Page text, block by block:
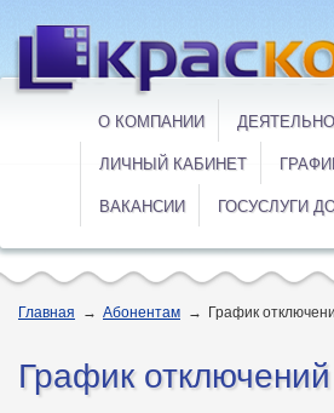
О КОМПАНИИ
ЛИЧНЫЙ КАБИНЕТ
ВАКАНСИИ ГОСУСЛУГИ
Главная → Абонентам → График
График отключений